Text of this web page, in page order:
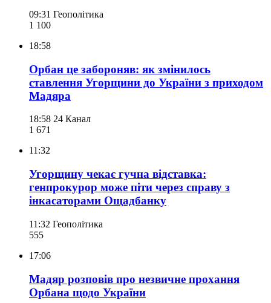
09:31 Геополітика
1 100
18:58
Орбан це забороняв: як змінилось
ставлення Угорщини до України з приходом
Мадяра
18:58 24 Канал
1 671
11:32
Угорщину чекає гучна відставка:
генпрокурор може піти через справу з
інкасаторами Ощадбанку
11:32 Геополітика
555
17:06
Мадяр розповів про незвичне прохання
Орбана щодо України